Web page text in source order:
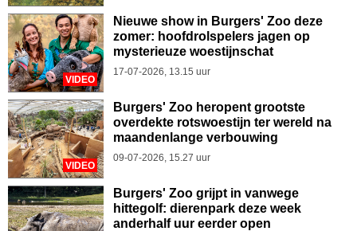
VIDEO
Nieuwe show in Burgers' Zoo deze
zomer: hoofdrolspelers jagen op
mysterieuze woestijnschat
17-07-2026, 13.15 uur
VIDEO
Burgers' Zoo heropent grootste
overdekte rotswoestijn ter wereld na
maandenlange verbouwing
09-07-2026, 15.27 uur
Burgers' Zoo grijpt in vanwege
hittegolf: dierenpark deze week
anderhalf uur eerder open